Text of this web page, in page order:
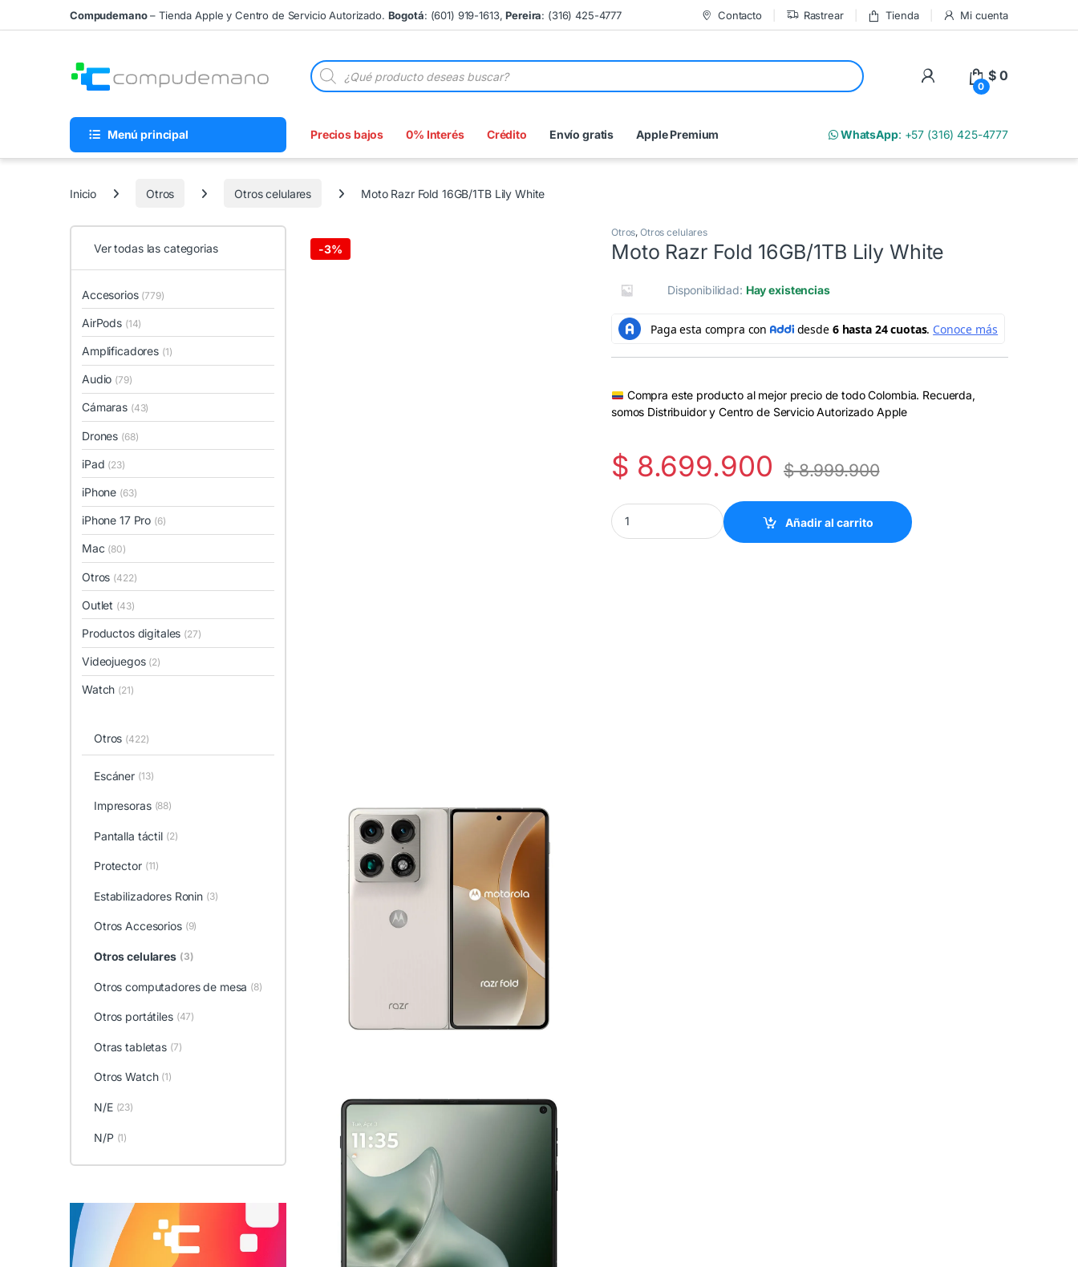
Skip to navigation
Skip to contentCompudemano– Tienda Apple y Centro de Servicio Autorizado. Bogotá: (601) 919-1613,Pereira: (316) 425-4777 Contacto Rastrear Tienda Mi cuenta
Búsqueda de productos
My Account
0
$ 0
Menú principal Precios bajos 0% Interés Crédito Envío gratis Apple Premium WhatsApp: +57 (316) 425-4777
Inicio Otros Otros celulares Moto Razr Fold 16GB/1TB Lily White
-3%
Otros,Otros celulares
Moto Razr Fold 16GB/1TB Lily White
Disponibilidad: Hay existencias
Compra este producto al mejor precio de todo Colombia. Recuerda,
somos Distribuidor y Centro de Servicio Autorizado Apple
$ 8.699.900 $8.999.900
Moto Razr Fold 16GB/1TB Lily White quantity
Añadir al carrito
Ver todas las categorias
Accesorios (779)
AirPods (14)
Amplificadores (1)
Audio (79)
Cámaras (43)
Drones (68)
iPad (23)
iPhone (63)
iPhone 17 Pro (6)
Mac (80)
Otros (422)
Outlet (43)
Productos digitales (27)
Videojuegos (2)
Watch (21)
Otros (422)
Escáner (13)
Impresoras (88)
Pantalla táctil (2)
Protector (11)
Estabilizadores Ronin (3)
Otros Accesorios (9)
Otros celulares (3)
Otros computadores de mesa (8)
Otros portátiles (47)
Otras tabletas (7)
Otros Watch (1)
N/E (23)
N/P (1)